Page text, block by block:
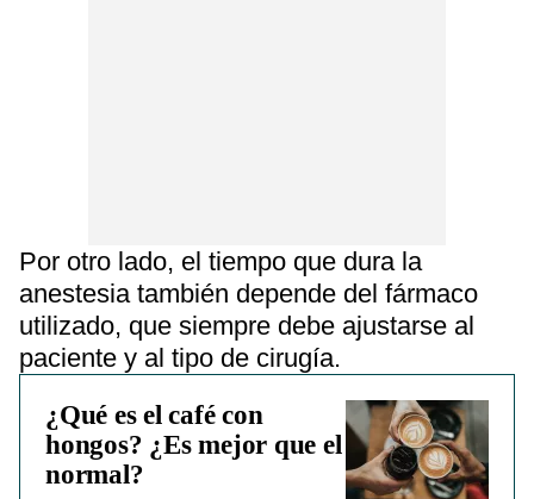
Por otro lado, el tiempo que dura la
anestesia también depende del fármaco
utilizado, que siempre debe ajustarse al
paciente y al tipo de cirugía.
¿Qué es el café con
hongos? ¿Es mejor que el
normal?